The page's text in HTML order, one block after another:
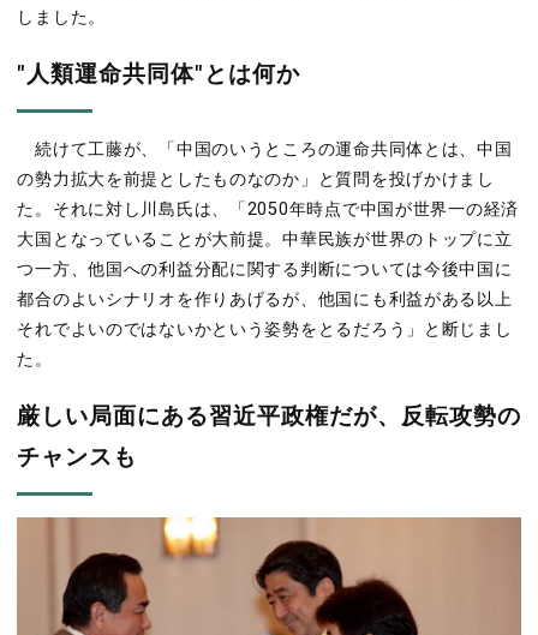
しました。
"人類運命共同体"とは何か
続けて工藤が、「中国のいうところの運命共同体とは、中国
の勢力拡大を前提としたものなのか」と質問を投げかけまし
た。それに対し川島氏は、「2050年時点で中国が世界一の経済
大国となっていることが大前提。中華民族が世界のトップに立
つ一方、他国への利益分配に関する判断については今後中国に
都合のよいシナリオを作りあげるが、他国にも利益がある以上
それでよいのではないかという姿勢をとるだろう」と断じまし
た。
厳しい局面にある習近平政権だが、反転攻勢の
チャンスも